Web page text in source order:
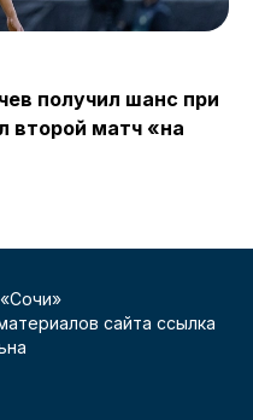
получил шанс при
второй матч «на
сайта ссылка